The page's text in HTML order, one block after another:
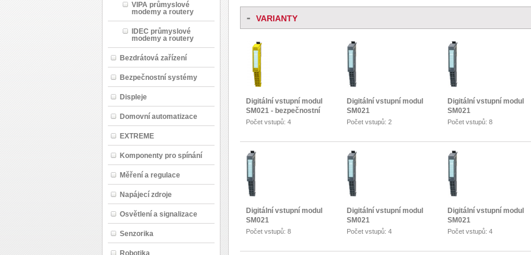
VIPA průmyslové
modemy a routery
IDEC průmyslové
modemy a routery
Bezdrátová zařízení
Bezpečnostní systémy
Displeje
Domovní automatizace
EXTREME
Komponenty pro spínání
Měření a regulace
Napájecí zdroje
Osvětlení a signalizace
Senzorika
Robotika
- VARIANTY
Digitální vstupní modul
SM021 - bezpečnostní
Počet vstupů: 4
Digitální vstupní modul
SM021
Počet vstupů: 2
Digitální vstupní modul
SM021
Počet vstupů: 8
Digitální vstupní modul
SM021
Počet vstupů: 8
Digitální vstupní modul
SM021
Počet vstupů: 4
Digitální vstupní modul
SM021
Počet vstupů: 4